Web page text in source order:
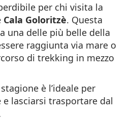
per chi visita la
Cala Goloritzè. Questa
una delle più belle della
raggiunta via mare o
di trekking in mezzo
è l’ideale per
lasciarsi trasportare dal